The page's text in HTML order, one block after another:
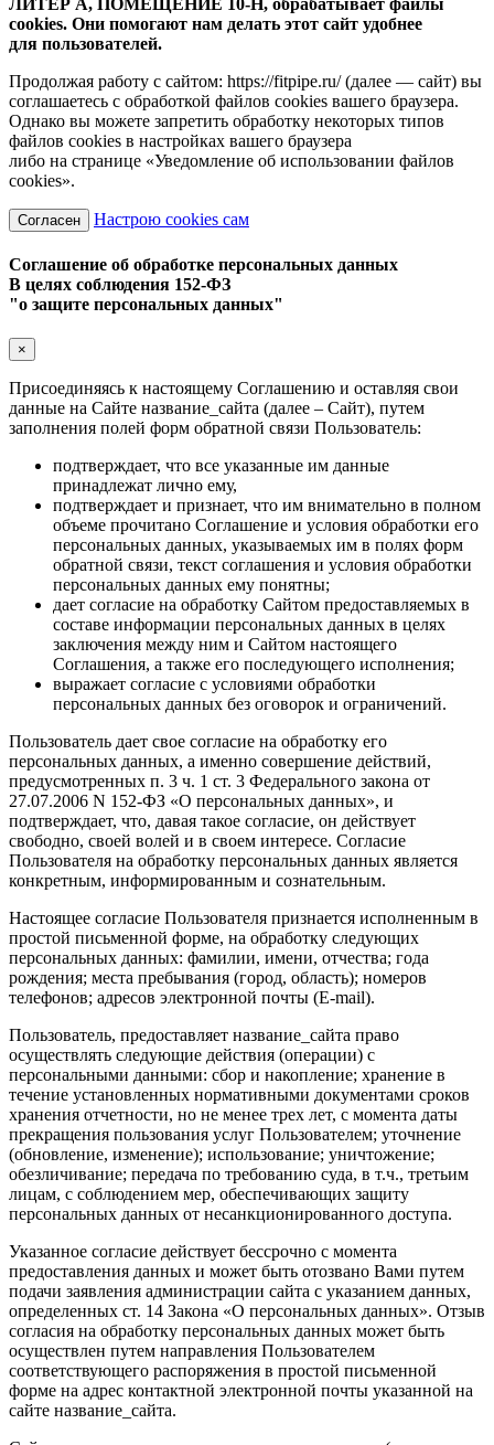
cookies. Они помогают нам делать этот сайт удобнее
для пользователей.
Продолжая работу с сайтом: https://fitpipe.ru/ (далее — сайт) вы
соглашаетесь с обработкой файлов cookies вашего браузера.
Однако вы можете запретить обработку некоторых типов
файлов cookies в настройках вашего браузера
либо на странице «Уведомление об использовании файлов
cookies».
Согласен Настрою cookies сам
Соглашение об обработке персональных данных
В целях соблюдения 152-ФЗ
"о защите персональных данных"
×
Присоединяясь к настоящему Соглашению и оставляя свои
данные на Сайте название_сайта (далее – Сайт), путем
заполнения полей форм обратной связи Пользователь:
подтверждает, что все указанные им данные
принадлежат лично ему,
подтверждает и признает, что им внимательно в полном
объеме прочитано Соглашение и условия обработки его
персональных данных, указываемых им в полях форм
обратной связи, текст соглашения и условия обработки
персональных данных ему понятны;
дает согласие на обработку Сайтом предоставляемых в
составе информации персональных данных в целях
заключения между ним и Сайтом настоящего
Соглашения, а также его последующего исполнения;
выражает согласие с условиями обработки
персональных данных без оговорок и ограничений.
Пользователь дает свое согласие на обработку его
персональных данных, а именно совершение действий,
предусмотренных п. 3 ч. 1 ст. 3 Федерального закона от
27.07.2006 N 152-ФЗ «О персональных данных», и
подтверждает, что, давая такое согласие, он действует
свободно, своей волей и в своем интересе. Согласие
Пользователя на обработку персональных данных является
конкретным, информированным и сознательным.
Настоящее согласие Пользователя признается исполненным в
простой письменной форме, на обработку следующих
персональных данных: фамилии, имени, отчества; года
рождения; места пребывания (город, область); номеров
телефонов; адресов электронной почты (E-mail).
Пользователь, предоставляет название_сайта право
осуществлять следующие действия (операции) с
персональными данными: сбор и накопление; хранение в
течение установленных нормативными документами сроков
хранения отчетности, но не менее трех лет, с момента даты
прекращения пользования услуг Пользователем; уточнение
(обновление, изменение); использование; уничтожение;
обезличивание; передача по требованию суда, в т.ч., третьим
лицам, с соблюдением мер, обеспечивающих защиту
персональных данных от несанкционированного доступа.
Указанное согласие действует бессрочно с момента
предоставления данных и может быть отозвано Вами путем
подачи заявления администрации сайта с указанием данных,
определенных ст. 14 Закона «О персональных данных». Отзыв
согласия на обработку персональных данных может быть
осуществлен путем направления Пользователем
соответствующего распоряжения в простой письменной
форме на адрес контактной электронной почты указанной на
сайте название_сайта.